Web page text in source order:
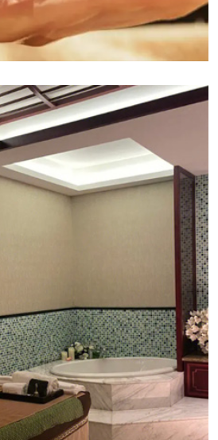
是一种结合了传统自然疗法的
植物中提取的精油进行按摩，以
压力的功效。精油按摩不仅能够
能够通过吸入香气或经皮层渗
愈的效果。